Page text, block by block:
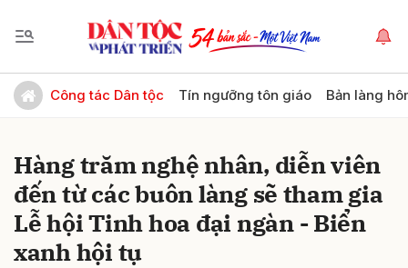
Công tác Dân tộc Tín ngưỡng tôn giáo Bản làng
Hàng trăm nghệ nhân, diễn viên
đến từ các buôn làng sẽ tham gia
Lễ hội Tinh hoa đại ngàn - Biển
xanh hội tụ
Gửi bình luận